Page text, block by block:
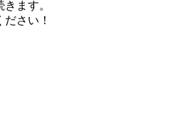
ます。
さい！